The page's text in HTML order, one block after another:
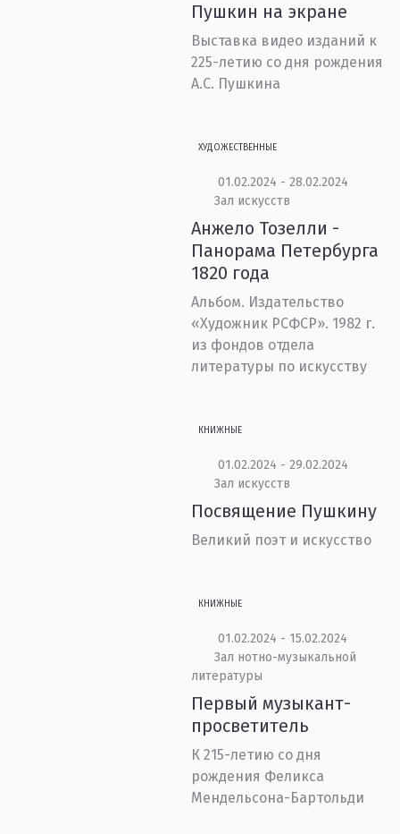
Пушкин на экране
Выставка видео изданий к
225-летию со дня рождения
А.С. Пушкина
ХУДОЖЕСТВЕННЫЕ
01.02.2024 - 28.02.2024
Зал искусств
Анжело Тозелли -
Панорама Петербурга
1820 года
Альбом. Издательство
«Художник РСФСР». 1982 г.
из фондов отдела
литературы по искусству
КНИЖНЫЕ
01.02.2024 - 29.02.2024
Зал искусств
Посвящение Пушкину
Великий поэт и искусство
КНИЖНЫЕ
01.02.2024 - 15.02.2024
Зал нотно-музыкальной
литературы
Первый музыкант-
просветитель
К 215-летию со дня
рождения Феликса
Мендельсона-Бартольди